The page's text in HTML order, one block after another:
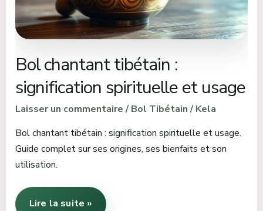
Bol chantant tibétain :
signification spirituelle et usage
Laisser un commentaire /Bol Tibétain/Kela
Bol chantant tibétain : signification spirituelle et usage.
Guide complet sur ses origines, ses bienfaits et son
utilisation.
et
usage
Lire la suite »